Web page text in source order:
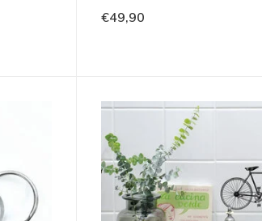
€49,90